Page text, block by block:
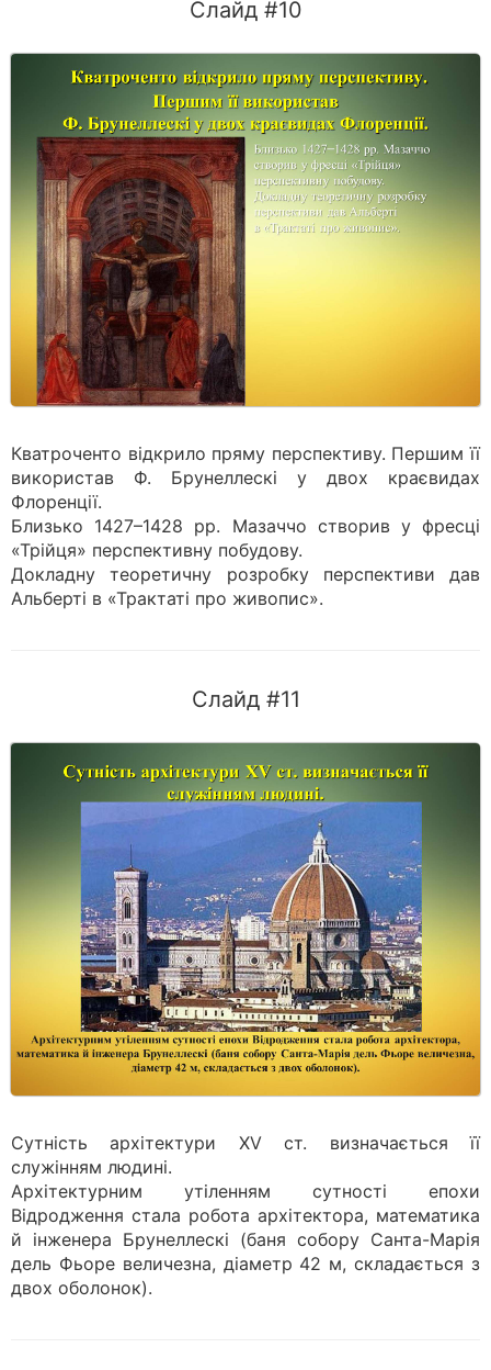
Слайд #10
Кватроченто відкрило пряму перспективу. Першим її
використав Ф. Брунеллескі у двох краєвидах
Флоренції.
Близько 1427–1428 рр. Мазаччо створив у фресці
«Трійця» перспективну побудову.
Докладну теоретичну розробку перспективи дав
Альберті в «Трактаті про живопис».
Слайд #11
Сутність архітектури ХV ст. визначається її
служінням людині.
Архітектурним утіленням сутності епохи
Відродження стала робота архітектора, математика
й інженера Брунеллескі (баня собору Санта-Марія
дель Фьоре величезна, діаметр 42 м, складається з
двох оболонок).